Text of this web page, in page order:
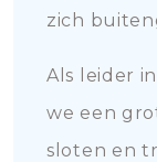
zich
Als leider
we een
sloten en